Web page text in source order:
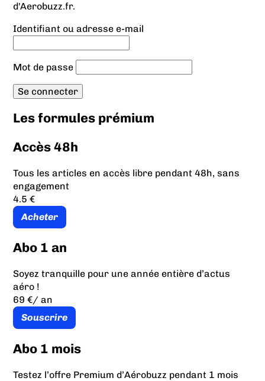
d'Aerobuzz.fr.
Identifiant ou adresse e-mail
Mot de passe
Les formules prémium
Accès 48h
Tous les articles en accès libre pendant 48h, sans
engagement
4.5 €
Acheter
Abo 1 an
Soyez tranquille pour une année entière d’actus
aéro !
69 €/ an
Souscrire
Abo 1 mois
Testez l’offre Premium d’Aérobuzz pendant 1 mois